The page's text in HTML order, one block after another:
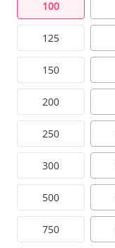
100
125
150
200
250
300
500
750